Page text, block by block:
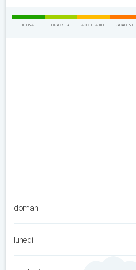
BUONA DISCRETA ACCETTABILE SCADENTE
domani
lunedì